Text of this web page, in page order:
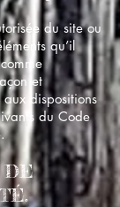
du site ou
qu’il
et
dispositions
du Code
DE